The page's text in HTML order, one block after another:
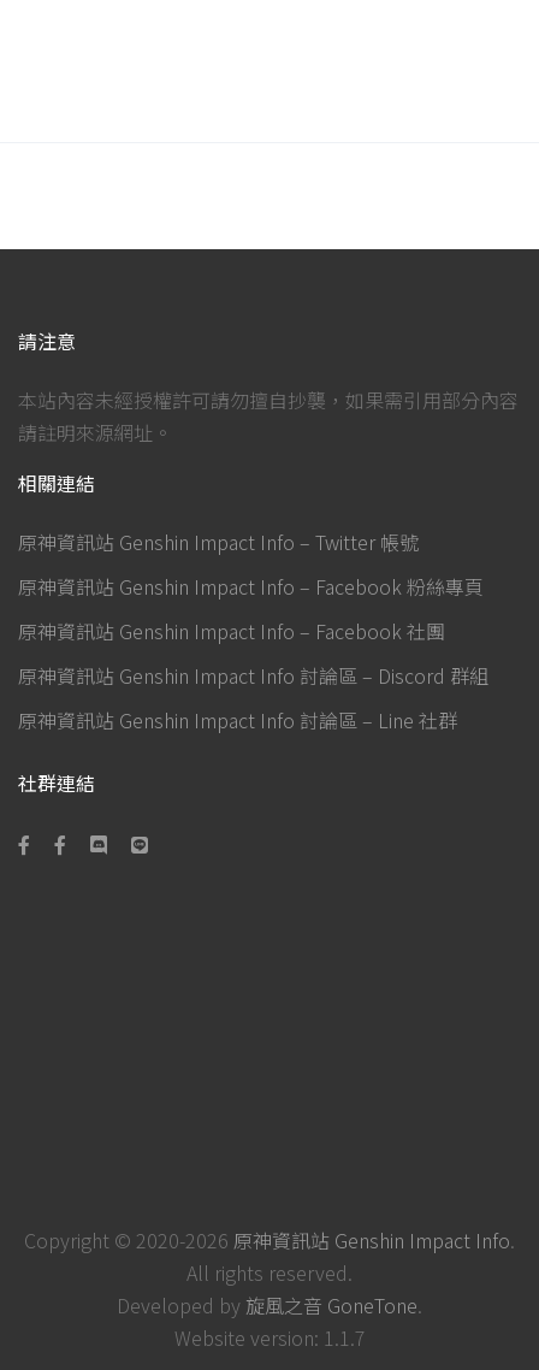
請注意
本站內容未經授權許可請勿擅自抄襲，如果需引用部分內容
請註明來源網址。
相關連結
原神資訊站 Genshin Impact Info – Twitter 帳號
原神資訊站 Genshin Impact Info – Facebook 粉絲專頁
原神資訊站 Genshin Impact Info – Facebook 社團
原神資訊站 Genshin Impact Info 討論區 – Discord 群組
原神資訊站 Genshin Impact Info 討論區 – Line 社群
社群連結
Copyright © 2020-2026 原神資訊站 Genshin Impact Info.
All rights reserved.
Developed by 旋風之音 GoneTone.
Website version: 1.1.7